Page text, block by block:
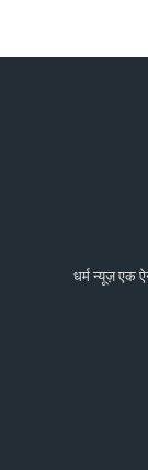
धर्म न्यूज़ एक